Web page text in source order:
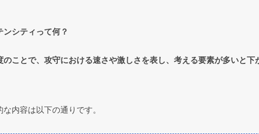
シティって何？
のことで、攻守における速さや激しさを表し、考える要素が多いと下
内容は以下の通りです。